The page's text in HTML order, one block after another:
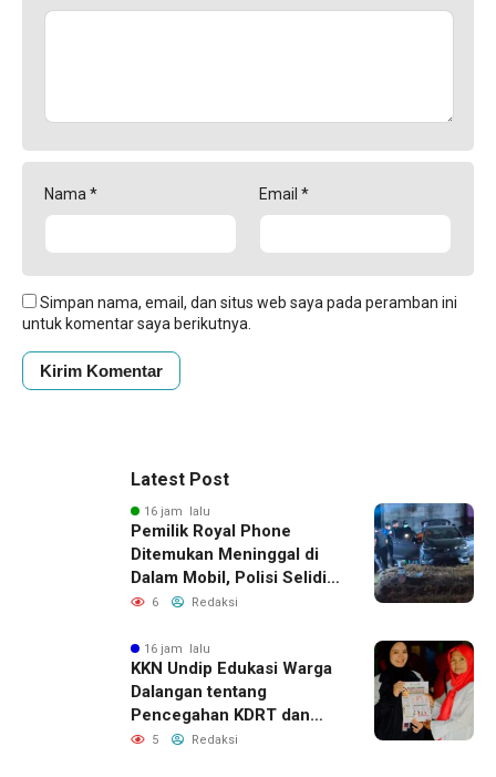
Nama * Email *
Simpan nama, email, dan situs web saya pada peramban ini
untuk komentar saya berikutnya.
Latest Post
16 jam lalu
Pemilik Royal Phone
Ditemukan Meninggal di
Dalam Mobil, Polisi Selidiki
Dugaan Keterkaitan
6 Redaksi
16 jam lalu
KKN Undip Edukasi Warga
Dalangan tentang
Pencegahan KDRT dan
Komunikasi Keluarga
5 Redaksi